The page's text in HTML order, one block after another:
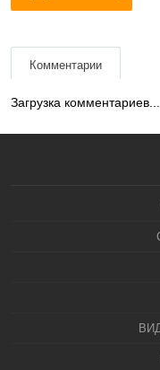
Комментарии
Загрузка комментариев...